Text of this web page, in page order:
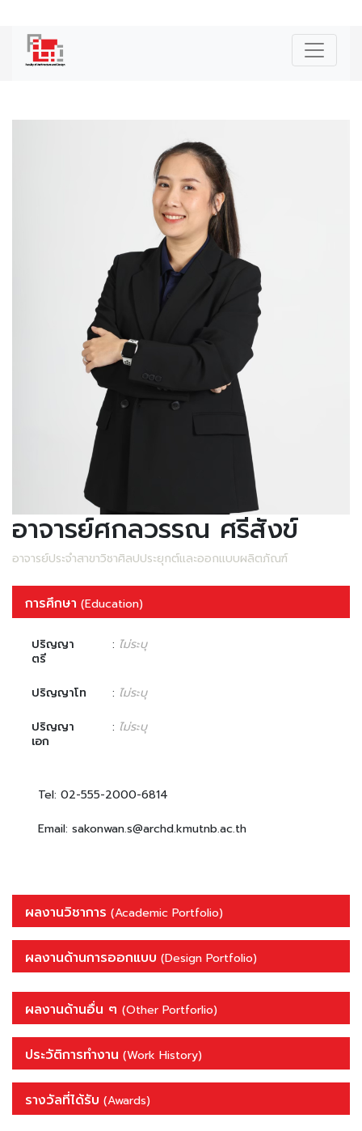
อาจารย์ศกลวรรณ ศรีสังข์
อาจารย์ประจำสาขาวิชาศิลปประยุกต์และออกแบบผลิตภัณฑ์
การศึกษา (Education)
ปริญญา
ตรี
: ไม่ระบุ
ปริญญาโท : ไม่ระบุ
ปริญญา
เอก
: ไม่ระบุ
Tel: 02-555-2000-6814
Email: sakonwan.s@archd.kmutnb.ac.th
ผลงานวิชาการ (Academic Portfolio)
ผลงานด้านการออกแบบ (Design Portfolio)
ผลงานด้านอื่น ๆ (Other Portforlio)
ประวัติการทำงาน (Work History)
รางวัลที่ได้รับ (Awards)